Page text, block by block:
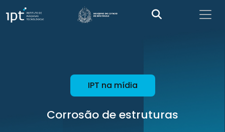
IPT na mídia
Corrosão de estruturas